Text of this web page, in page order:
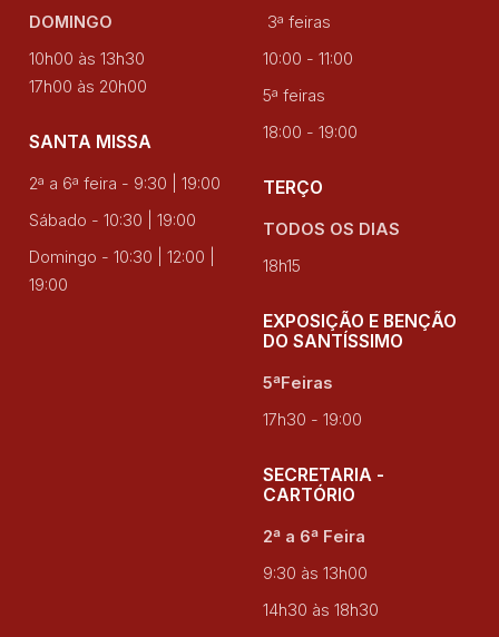
DOMINGO
10h00 às 13h30
17h00 às 20h00
SANTA MISSA
2ª a 6ª feira - 9:30 | 19:00
Sábado - 10:30 | 19:00
Domingo - 10:30 | 12:00 |
19:00
3ª feiras
10:00 - 11:00
5ª feiras
18:00 - 19:00
TERÇO
TODOS OS DIAS
18h15
EXPOSIÇÃO E BENÇÃO
DO SANTÍSSIMO
5ªFeiras
17h30 - 19:00
SECRETARIA -
CARTÓRIO
2ª a 6ª Feira
9:30 às 13h00
14h30 às 18h30